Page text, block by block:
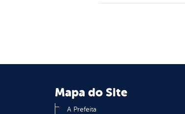
Mapa do Site
A Prefeita